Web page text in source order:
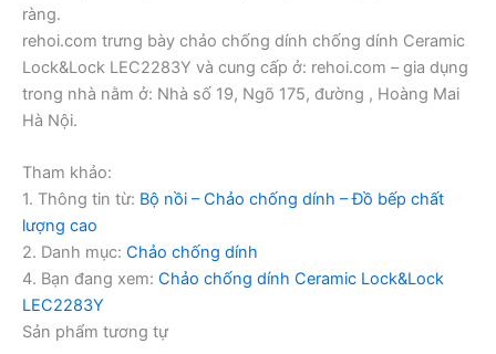
ràng.
rehoi.com trưng bày chảo chống dính chống dính Ceramic
Lock&Lock LEC2283Y và cung cấp ở: rehoi.com – gia dụng
trong nhà nằm ở: Nhà số 19, Ngõ 175, đường , Hoàng Mai
Hà Nội.
Tham khảo:
1. Thông tin từ: Bộ nồi – Chảo chống dính – Đồ bếp chất
lượng cao
2. Danh mục: Chảo chống dính
4. Bạn đang xem: Chảo chống dính Ceramic Lock&Lock
LEC2283Y
Sản phẩm tương tự